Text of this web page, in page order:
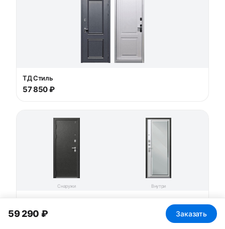
ТД Стиль
57 850 ₽
Снаружи Внутри
58 780 ₽
59 290 ₽ Заказать